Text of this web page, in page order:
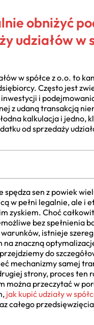
obniżyć
udziałów w
w spółce z o.o. to
Często jest
i
z udaną transakcją
kalkulacja i jedno,
od sprzedaży
spędza sen z powiek
w pełni legalnie, ale i
zyskiem. Choć
bez spełnienia
istnieje
na znaczną
do
mechanizmy samej
strony, proces ten
można przeczytać w
jak kupić udziały w
całego